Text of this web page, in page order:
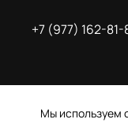
+7 (977) 162-81-
Мы используем